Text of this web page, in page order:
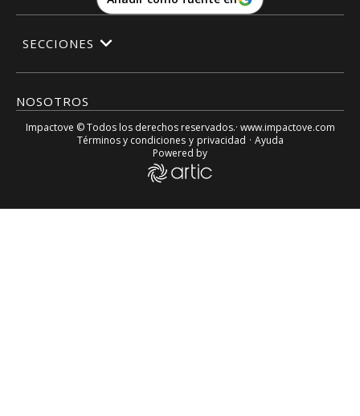
NOSOTROS
SECCIONES
Impactove © Todos los derechos reservados.· www.impactove.com
Términos y condiciones y privacidad · Ayuda
Powered by